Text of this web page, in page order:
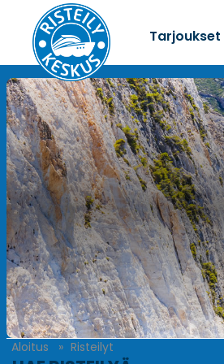
Tarjoukset
Aloitus Risteilyt